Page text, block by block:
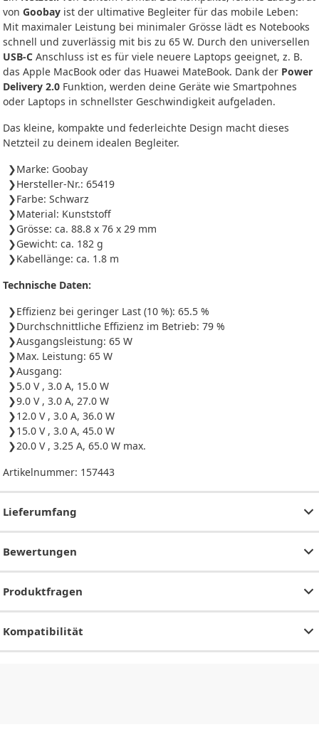
von Goobay ist der ultimative Begleiter für das mobile Leben:
Mit maximaler Leistung bei minimaler Grösse lädt es Notebooks
schnell und zuverlässig mit bis zu 65 W. Durch den universellen
USB-C Anschluss ist es für viele neuere Laptops geeignet, z. B.
das Apple MacBook oder das Huawei MateBook. Dank der Power
Delivery 2.0 Funktion, werden deine Geräte wie Smartpohnes
oder Laptops in schnellster Geschwindigkeit aufgeladen.
Das kleine, kompakte und federleichte Design macht dieses
Netzteil zu deinem idealen Begleiter.
Marke: Goobay
Hersteller-Nr.: 65419
Farbe: Schwarz
Material: Kunststoff
Grösse: ca. 88.8 x 76 x 29 mm
Gewicht: ca. 182 g
Kabellänge: ca. 1.8 m
Technische Daten:
Effizienz bei geringer Last (10 %): 65.5 %
Durchschnittliche Effizienz im Betrieb: 79 %
Ausgangsleistung: 65 W
Max. Leistung: 65 W
Ausgang:
5.0 V , 3.0 A, 15.0 W
9.0 V , 3.0 A, 27.0 W
12.0 V , 3.0 A, 36.0 W
15.0 V , 3.0 A, 45.0 W
20.0 V , 3.25 A, 65.0 W max.
Artikelnummer: 157443
Lieferumfang
Bewertungen
Produktfragen
Kompatibilität